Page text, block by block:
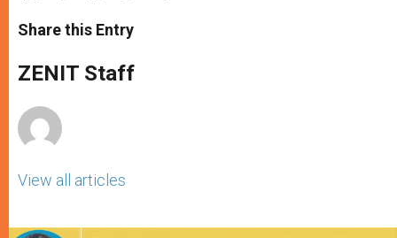
t
s
p
p
s
e
g
e
e
b
o
k
Share this Entry
ZENIT Staff
View all articles